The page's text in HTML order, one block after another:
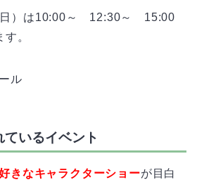
日）は10:00～ 12:30～ 15:00
。
ル
いるイベント
きなキャラクターショーが目白